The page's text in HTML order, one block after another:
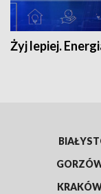
Żyj lepiej.